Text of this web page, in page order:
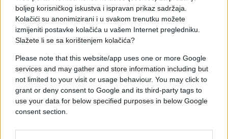
boljeg korisničkog iskustva i ispravan prikaz sadržaja.
Kolačići su anonimizirani i u svakom trenutku možete
izmijeniti postavke kolačića u vašem Internet pregledniku.
Slažete li se sa korištenjem kolačića?
Please note that this website/app uses one or more Google
services and may gather and store information including but
not limited to your visit or usage behaviour. You may click to
grant or deny consent to Google and its third-party tags to
use your data for below specified purposes in below Google
consent section.
službene institucije.
#posao #NJEMAČKA #Bez
#Viza